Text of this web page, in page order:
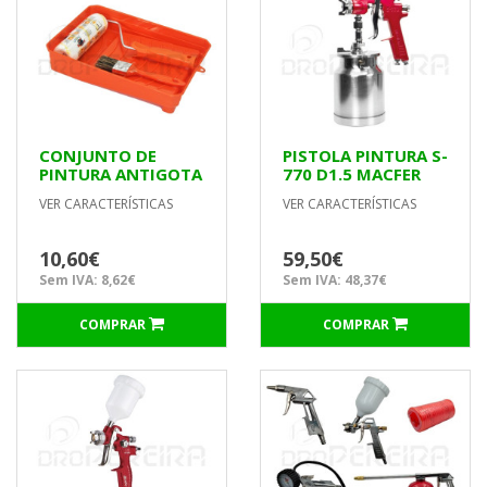
CONJUNTO DE
PINTURA ANTIGOTA
180mm UNIVERSAL
VER CARACTERÍSTICAS
10,60€
Sem IVA: 8,62€
COMPRAR
PISTOLA PINTURA S-
770 D1.5 MACFER
VER CARACTERÍSTICAS
59,50€
Sem IVA: 48,37€
COMPRAR